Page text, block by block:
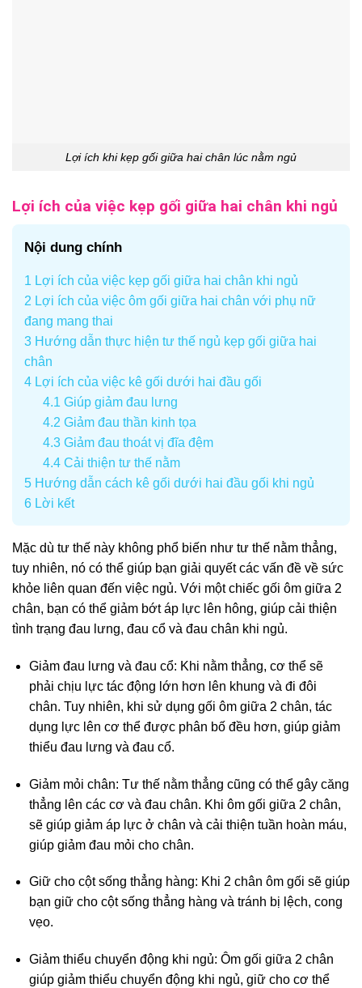
Lợi ích khi kẹp gối giữa hai chân lúc nằm ngủ
Lợi ích của việc kẹp gối giữa hai chân khi ngủ
Nội dung chính
1 Lợi ích của việc kẹp gối giữa hai chân khi ngủ
2 Lợi ích của việc ôm gối giữa hai chân với phụ nữ
đang mang thai
3 Hướng dẫn thực hiện tư thế ngủ kẹp gối giữa hai
chân
4 Lợi ích của việc kê gối dưới hai đầu gối
4.1 Giúp giảm đau lưng
4.2 Giảm đau thần kinh tọa
4.3Giảm đau thoát vị đĩa đệm
4.4Cải thiện tư thế nằm
5 Hướng dẫn cách kê gối dưới hai đầu gối khi ngủ
6 Lời kết
Mặc dù tư thế này không phổ biến như tư thế nằm thẳng,
tuy nhiên, nó có thể giúp bạn giải quyết các vấn đề về sức
khỏe liên quan đến việc ngủ. Với một chiếc gối ôm giữa 2
chân, bạn có thể giảm bớt áp lực lên hông, giúp cải thiện
tình trạng đau lưng, đau cổ và đau chân khi ngủ.
Giảm đau lưng và đau cổ: Khi nằm thẳng, cơ thể sẽ
phải chịu lực tác động lớn hơn lên khung và đi đôi
chân. Tuy nhiên, khi sử dụng gối ôm giữa 2 chân, tác
dụng lực lên cơ thể được phân bố đều hơn, giúp giảm
thiểu đau lưng và đau cổ.
Giảm mỏi chân: Tư thế nằm thẳng cũng có thể gây căng
thẳng lên các cơ và đau chân. Khi ôm gối giữa 2 chân,
sẽ giúp giảm áp lực ở chân và cải thiện tuần hoàn máu,
giúp giảm đau mỏi cho chân.
Giữ cho cột sống thẳng hàng: Khi 2 chân ôm gối sẽ giúp
bạn giữ cho cột sống thẳng hàng và tránh bị lệch, cong
vẹo.
Giảm thiểu chuyển động khi ngủ: Ôm gối giữa 2 chân
giúp giảm thiểu chuyển động khi ngủ, giữ cho cơ thể